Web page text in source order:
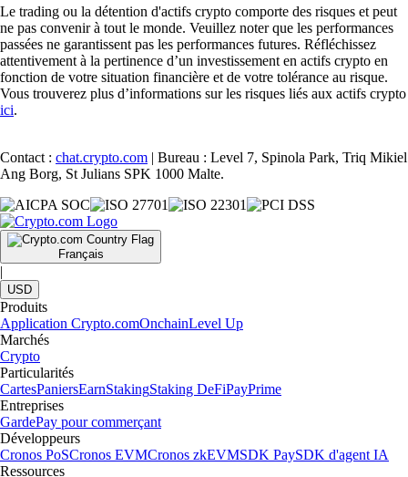
Le trading ou la détention d'actifs crypto comporte des risques et peut
ne pas convenir à tout le monde. Veuillez noter que les performances
passées ne garantissent pas les performances futures. Réfléchissez
attentivement à la pertinence d’un investissement en actifs crypto en
fonction de votre situation financière et de votre tolérance au risque.
Vous trouverez plus d’informations sur les risques liés aux actifs crypto
ici.
Contact : chat.crypto.com | Bureau : Level 7, Spinola Park, Triq Mikiel
Ang Borg, St Julians SPK 1000 Malte.
Français
|
USD
Produits
Application Crypto.comOnchainLevel Up
Marchés
Crypto
Particularités
CartesPaniersEarnStakingStaking DeFiPayPrime
Entreprises
GardePay pour commerçant
Développeurs
Cronos PoSCronos EVMCronos zkEVMSDK PaySDK d'agent IA
Ressources